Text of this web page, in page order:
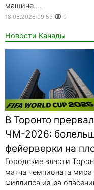
машине....
18.06.2026 09:53 0
Новости Канады
В Торонто
ЧМ-2026:
фейерверки на
Городские власти
матча чемпионата
Филлипса из-за